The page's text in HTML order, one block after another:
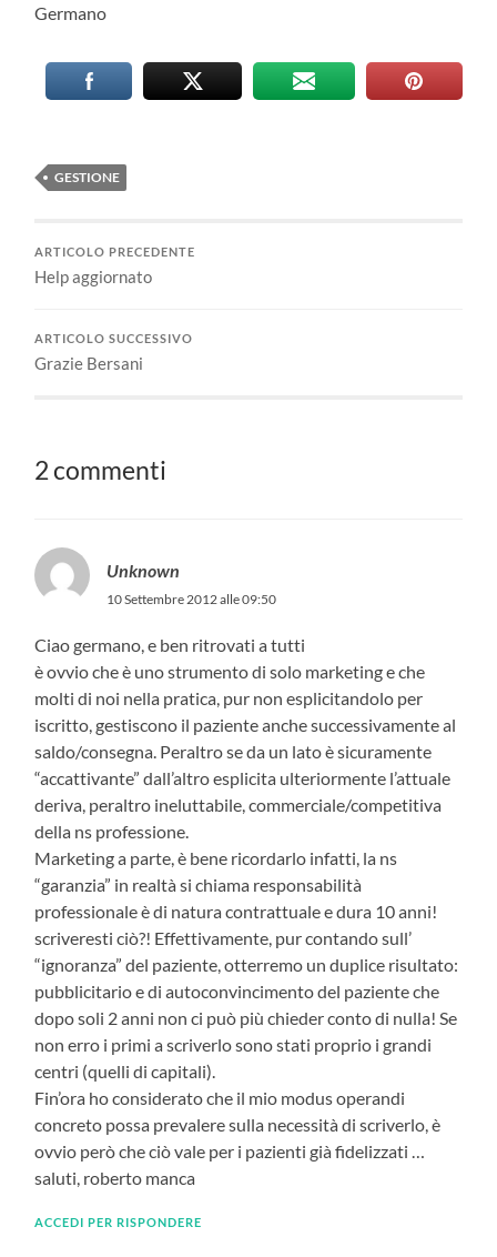
Germano
GESTIONE
ARTICOLO PRECEDENTE
Help aggiornato
ARTICOLO SUCCESSIVO
Grazie Bersani
2 commenti
Unknown
10 Settembre 2012 alle 09:50
Ciao germano, e ben ritrovati a tutti
è ovvio che è uno strumento di solo marketing e che
molti di noi nella pratica, pur non esplicitandolo per
iscritto, gestiscono il paziente anche successivamente al
saldo/consegna. Peraltro se da un lato è sicuramente
“accattivante” dall’altro esplicita ulteriormente l’attuale
deriva, peraltro ineluttabile, commerciale/competitiva
della ns professione.
Marketing a parte, è bene ricordarlo infatti, la ns
“garanzia” in realtà si chiama responsabilità
professionale è di natura contrattuale e dura 10 anni!
scriveresti ciò?! Effettivamente, pur contando sull’
“ignoranza” del paziente, otterremo un duplice risultato:
pubblicitario e di autoconvincimento del paziente che
dopo soli 2 anni non ci può più chieder conto di nulla! Se
non erro i primi a scriverlo sono stati proprio i grandi
centri (quelli di capitali).
Fin’ora ho considerato che il mio modus operandi
concreto possa prevalere sulla necessità di scriverlo, è
ovvio però che ciò vale per i pazienti già fidelizzati …
saluti, roberto manca
ACCEDI PER RISPONDERE